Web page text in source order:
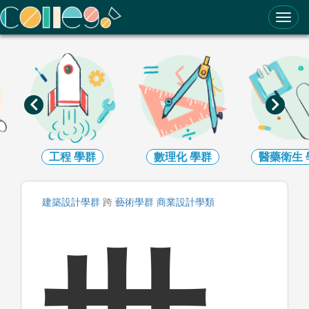
ColleGo! 大學選才與高中育才輔助系統
工程 學群 數理化學群 醫藥衛生
建築設計學群 跨 藝術學群 商業設計學類